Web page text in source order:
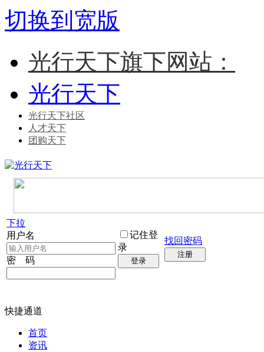
切换到宽版
光行天下旗下网站：
光行天下
光行天下社区
人才天下
团购天下
下拉
用户名
密 码
记住登
录
登录
找回密码
注册
快捷通道
首页
资讯